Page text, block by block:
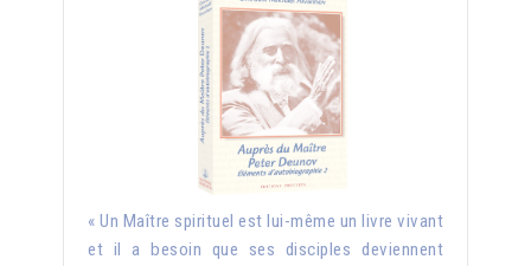
« Un Maître spirituel est lui-même un livre vivant
et il a besoin que ses disciples deviennent